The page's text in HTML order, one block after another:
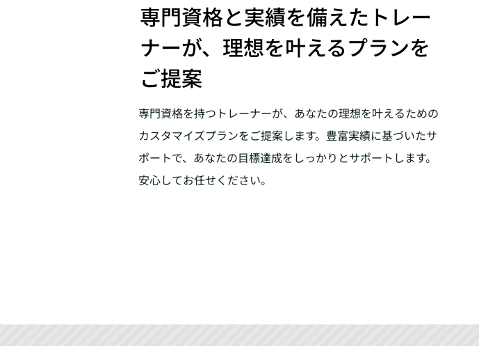
専門資格と実績を備えたトレー
ナーが、理想を叶えるプランを
ご提案
専門資格を持つトレーナーが、あなたの理想を叶えるための
カスタマイズプランをご提案します。豊富実績に基づいたサ
ポートで、あなたの目標達成をしっかりとサポートします。
安心してお任せください。